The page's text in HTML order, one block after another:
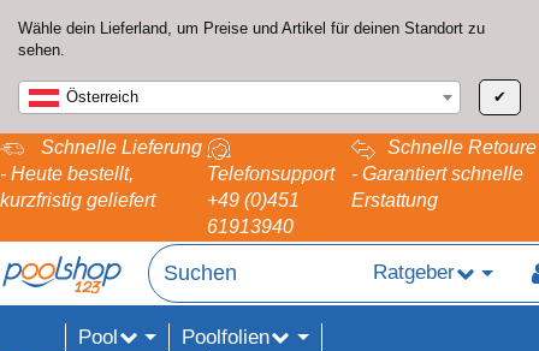
Wähle dein Lieferland, um Preise und Artikel für deinen Standort zu
sehen.
Österreich ✔
Schnelle Lieferung
- Heute bestellt,
kurzfristig geliefert
Telefonsupport
+49 (0)451
61913940
Schnelle Retoure
- Garantiert schnelle
Erstattung
Ratgeber
Pool
Poolfolien